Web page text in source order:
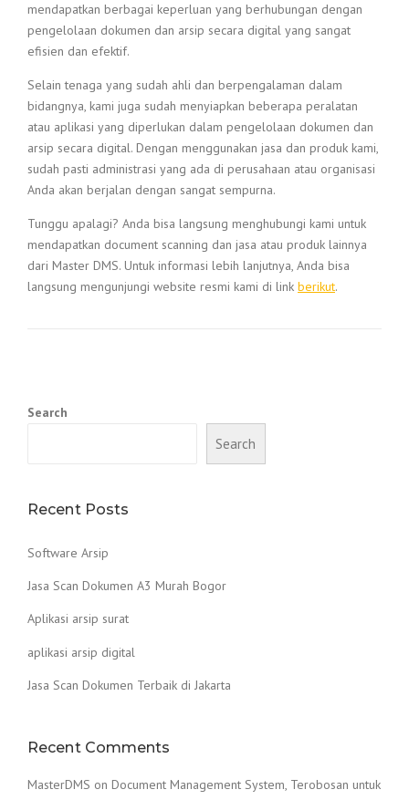
mendapatkan berbagai keperluan yang berhubungan dengan
pengelolaan dokumen dan arsip secara digital yang sangat
efisien dan efektif.
Selain tenaga yang sudah ahli dan berpengalaman dalam
bidangnya, kami juga sudah menyiapkan beberapa peralatan
atau aplikasi yang diperlukan dalam pengelolaan dokumen dan
arsip secara digital. Dengan menggunakan jasa dan produk kami,
sudah pasti administrasi yang ada di perusahaan atau organisasi
Anda akan berjalan dengan sangat sempurna.
Tunggu apalagi? Anda bisa langsung menghubungi kami untuk
mendapatkan document scanning dan jasa atau produk lainnya
dari Master DMS. Untuk informasi lebih lanjutnya, Anda bisa
langsung mengunjungi website resmi kami di link berikut.
Search
Search
Recent Posts
Software Arsip
Jasa Scan Dokumen A3 Murah Bogor
Aplikasi arsip surat
aplikasi arsip digital
Jasa Scan Dokumen Terbaik di Jakarta
Recent Comments
MasterDMS on Document Management System, Terobosan untuk